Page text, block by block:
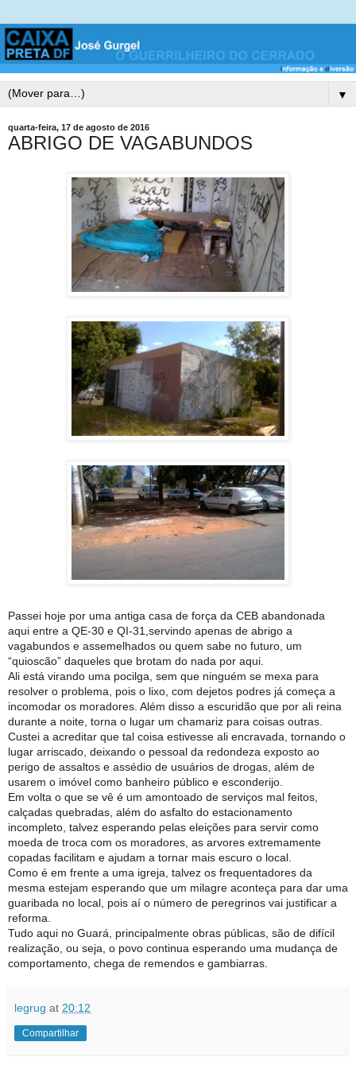
▼
quarta-feira, 17 de agosto de 2016
ABRIGO DE VAGABUNDOS
Passei hoje por uma antiga casa de força da CEB abandonada
aqui entre a QE-30 e QI-31,servindo apenas de abrigo a
vagabundos e assemelhados ou quem sabe no futuro, um
“quioscão” daqueles que brotam do nada por aqui.
Ali está virando uma pocilga, sem que ninguém se mexa para
resolver o problema, pois o lixo, com dejetos podres já começa a
incomodar os moradores. Além disso a escuridão que por ali reina
durante a noite, torna o lugar um chamariz para coisas outras.
Custei a acreditar que tal coisa estivesse ali encravada, tornando o
lugar arriscado, deixando o pessoal da redondeza exposto ao
perigo de assaltos e assédio de usuários de drogas, além de
usarem o imóvel como banheiro público e esconderijo.
Em volta o que se vê é um amontoado de serviços mal feitos,
calçadas quebradas, além do asfalto do estacionamento
incompleto, talvez esperando pelas eleições para servir como
moeda de troca com os moradores, as arvores extremamente
copadas facilitam e ajudam a tornar mais escuro o local.
Como é em frente a uma igreja, talvez os frequentadores da
mesma estejam esperando que um milagre aconteça para dar uma
guaribada no local, pois aí o número de peregrinos vai justificar a
reforma.
Tudo aqui no Guará, principalmente obras públicas, são de difícil
realização, ou seja, o povo continua esperando uma mudança de
comportamento, chega de remendos e gambiarras.
legrug at 20:12
Compartilhar